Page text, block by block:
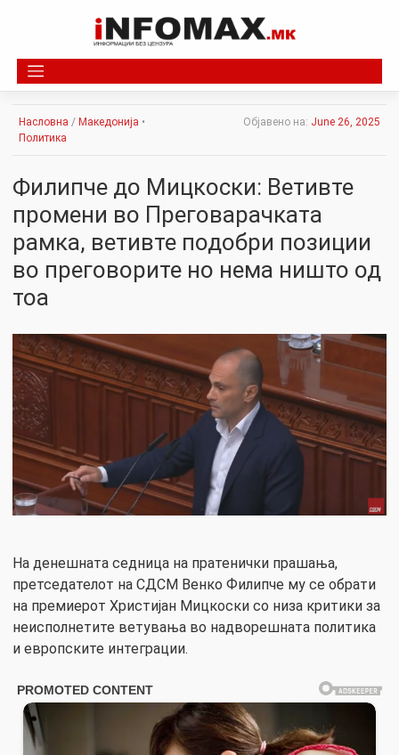
Насловна / Македонија •
Политика
Објавено на: June 26, 2025
Филипче до Мицкоски: Ветивте
промени во Преговарачката
рамка, ветивте подобри позиции
во преговорите но нема ништо од
тоа
На денешната седница на пратенички прашања,
претседателот на СДСМ Венко Филипче му се обрати
на премиерот Христијан Мицкоски со низа критики за
неисполнетите ветувања во надворешната политика
и европските интеграции.